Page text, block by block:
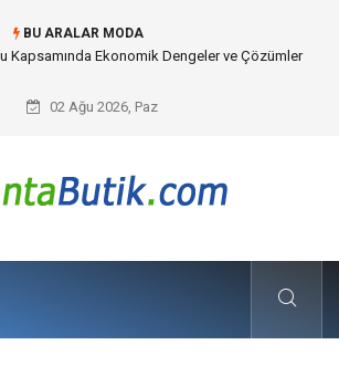
BU ARALAR MODA
(Siber Güvenlik Çözümleri) ve Dijital Altyapıda
02 Ağu 2026, Paz